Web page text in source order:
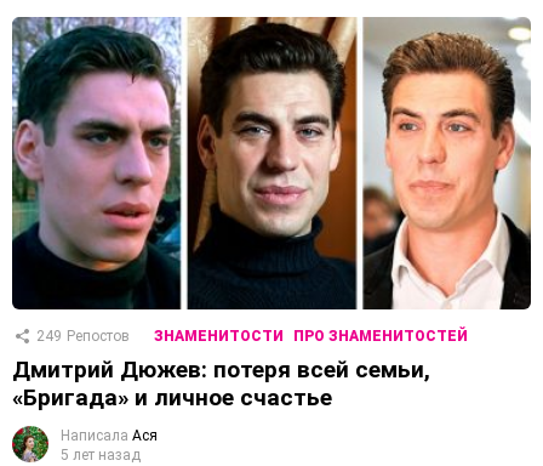
249 Репостов ЗНАМЕНИТОСТИ ПРО ЗНАМЕНИТОСТЕЙ
Дмитрий Дюжев: потеря всей семьи,
«Бригада» и личное счастье
Написала Ася
5 лет назад